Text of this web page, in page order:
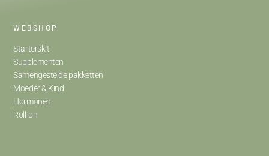
WEBSHOP
Starterskit
Supplementen
Samengestelde pakketten
Moeder & Kind
Hormonen
Roll-on